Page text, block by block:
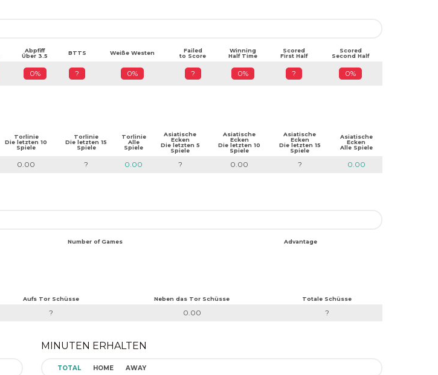
Abpfiff
Über 3.5
BTTS Weiße Westen
Failed
to Score
Winning
Half Time
Scored
First Half
Scored
Second Half
0% ? 0% ? 0% ? 0%
Torlinie
Die letzten 10
Spiele
Torlinie
Die letzten 15
Spiele
Torlinie
Alle
Spiele
Asiatische
Ecken
Die letzten 5
Spiele
Asiatische
Ecken
Die letzten 10
Spiele
Asiatische
Ecken
Die letzten 15
Spiele
Asiatische
Ecken
Alle Spiele
0.00 ? 0.00 ? 0.00 ? 0.00
Number of Games Advantage
Aufs Tor Schüsse Neben das Tor Schüsse Totale Schüsse
? 0.00 ?
MINUTEN ERHALTEN
TOTAL HOME AWAY